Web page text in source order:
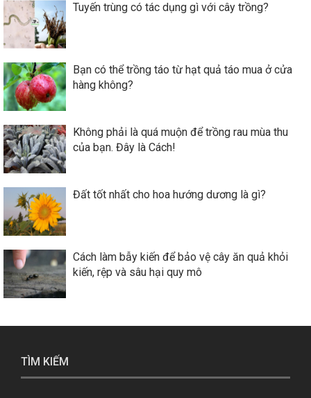
Tuyến trùng có tác dụng gì với cây trồng?
Bạn có thể trồng táo từ hạt quả táo mua ở cửa
hàng không?
Không phải là quá muộn để trồng rau mùa thu
của bạn. Đây là Cách!
Đất tốt nhất cho hoa hướng dương là gì?
Cách làm bẫy kiến để bảo vệ cây ăn quả khỏi
kiến, rệp và sâu hại quy mô
TÌM KIẾM